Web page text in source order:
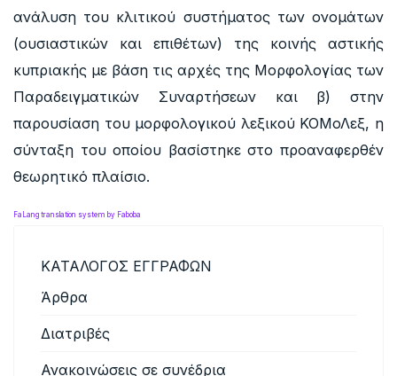
ανάλυση του κλιτικού συστήματος των ονομάτων
(ουσιαστικών και επιθέτων) της κοινής αστικής
κυπριακής με βάση τις αρχές της Μορφολογίας των
Παραδειγματικών Συναρτήσεων και β) στην
παρουσίαση του μορφολογικού λεξικού ΚΟΜοΛεξ, η
σύνταξη του οποίου βασίστηκε στο προαναφερθέν
θεωρητικό πλαίσιο.
FaLang translation system by Faboba
ΚΑΤΑΛΟΓΟΣ ΕΓΓΡΑΦΩΝ
Άρθρα
Διατριβές
Ανακοινώσεις σε συνέδρια